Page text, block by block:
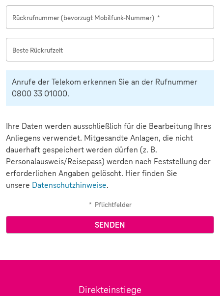
Rückrufnummer (bevorzugt Mobilfunk-Nummer) *
Beste Rückrufzeit
Anrufe der Telekom erkennen Sie an der Rufnummer
0800 33 01000.
Ihre Daten werden ausschließlich für die Bearbeitung Ihres
Anliegens verwendet. Mitgesandte Anlagen, die nicht
dauerhaft gespeichert werden dürfen (z. B.
Personalausweis/Reisepass) werden nach Feststellung der
erforderlichen Angaben gelöscht. Hier finden Sie
unsere Datenschutzhinweise.
* Pflichtfelder
Direkteinstiege